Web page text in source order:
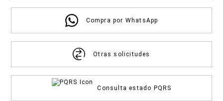
Compra por WhatsApp
Otras solicitudes
Consulta estado PQRS